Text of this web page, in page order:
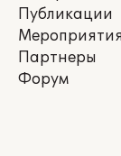
Публикации
Мероприятия
Партнеры
Форум